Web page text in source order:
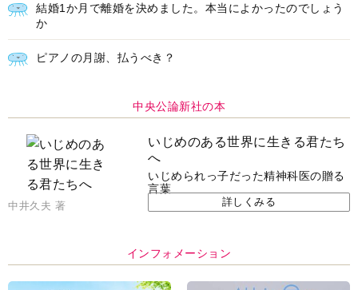
結婚1か月で離婚を決めました。本当によかったのでしょう
か
ピアノの月謝、払うべき？
中央公論新社の本
いじめのある世界に生きる君たち
へ
いじめられっ子だった精神科医の贈る
言葉
中井久夫 著 詳しくみる
インフォメーション